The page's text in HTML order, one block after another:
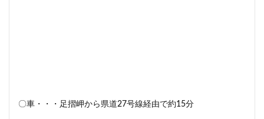
〇車・・・足摺岬から県道27号線経由で約15分